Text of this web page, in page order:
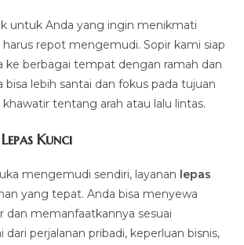
untuk Anda yang ingin menikmati
harus repot mengemudi. Sopir kami siap
ke berbagai tempat dengan ramah dan
bisa lebih santai dan fokus pada tujuan
tentang arah atau lalu lintas.
Kunci
mengemudi sendiri, layanan lepas
yang tepat. Anda bisa menyewa
dan memanfaatkannya sesuai
dari perjalanan pribadi, keperluan bisnis,